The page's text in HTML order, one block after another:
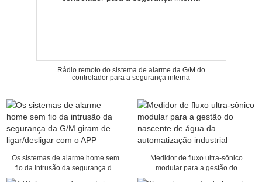
Rádio remoto do sistema de alarme da G/M do
controlador para a segurança interna
Os sistemas de alarme home sem
fio da intrusão da segurança da
G/M giram de ligar/desligar com o
Medidor de fluxo ultra-sônico
modular para a gestão do